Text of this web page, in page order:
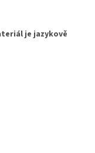
je jazykově